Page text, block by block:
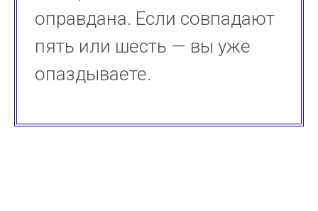
оправдана. Если совпадают
пять или шесть — вы уже
опаздываете.